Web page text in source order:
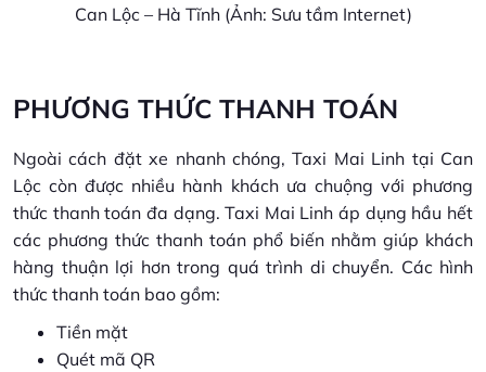
Can Lộc – Hà Tĩnh (Ảnh: Sưu tầm Internet)
PHƯƠNG THỨC THANH TOÁN
Ngoài cách đặt xe nhanh chóng, Taxi Mai Linh tại Can
Lộc còn được nhiều hành khách ưa chuộng với phương
thức thanh toán đa dạng. Taxi Mai Linh áp dụng hầu hết
các phương thức thanh toán phổ biến nhằm giúp khách
hàng thuận lợi hơn trong quá trình di chuyển. Các hình
thức thanh toán bao gồm:
Tiền mặt
Quét mã QR